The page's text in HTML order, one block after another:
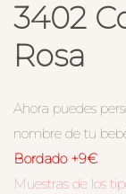
3402
Rosa
Ahora puedes
nombre de tu
Bordado +9€
Muestras de los